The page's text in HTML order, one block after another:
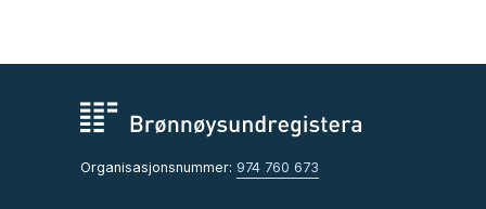
Organisasjonsnummer: 974 760 673